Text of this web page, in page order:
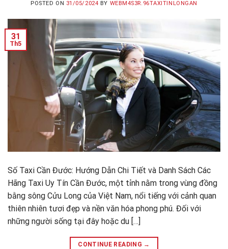
POSTED ON 31/05/2024 BY WEBM4S3R.96TAXITINLONGAN
31
Th5
Số Taxi Cần Đước: Hướng Dẫn Chi Tiết và Danh Sách Các
Hãng Taxi Uy Tín Cần Đước, một tỉnh nằm trong vùng đồng
bằng sông Cửu Long của Việt Nam, nổi tiếng với cảnh quan
thiên nhiên tươi đẹp và nền văn hóa phong phú. Đối với
những người sống tại đây hoặc du […]
CONTINUE READING →